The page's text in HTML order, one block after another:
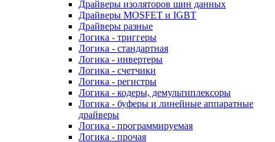
Драйверы изоляторов шин данных
Драйверы MOSFET и IGBT
Драйверы разные
Логика - триггеры
Логика - стандартная
Логика - инвертеры
Логика - счетчики
Логика - регистры
Логика - кодеры, демультиплексоры
Логика - буферы и линейные аппаратные
драйверы
Логика - программируемая
Логика - прочая